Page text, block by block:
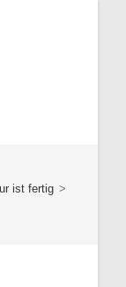
ist fertig >